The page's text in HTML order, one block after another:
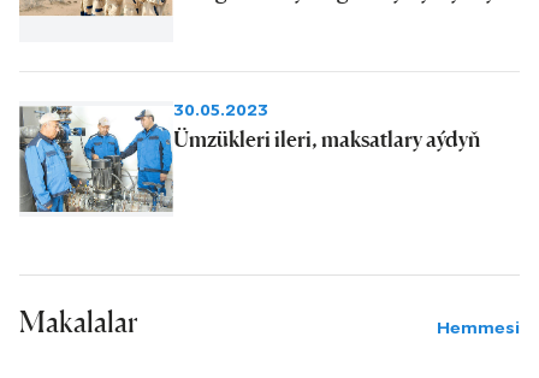
30.05.2023
Ümzükleri ileri, maksatlary aýdyň
Makalalar Hemmesi